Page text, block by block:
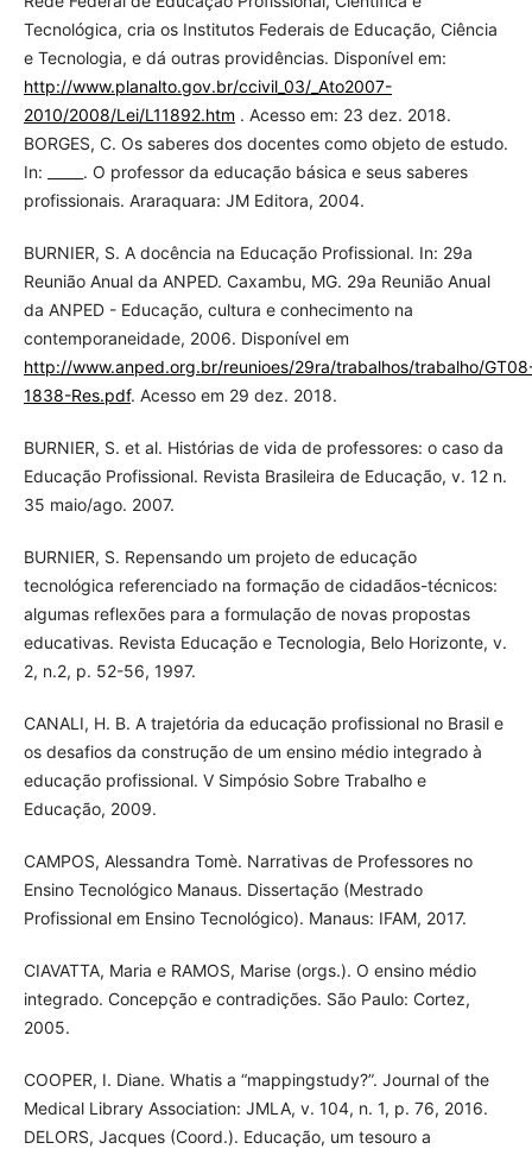
Tecnológica, cria os Institutos Federais de Educação, Ciência
e Tecnologia, e dá outras providências. Disponível em:
http://www.planalto.gov.br/ccivil_03/_Ato2007-
2010/2008/Lei/L11892.htm . Acesso em: 23 dez. 2018.
BORGES, C. Os saberes dos docentes como objeto de estudo.
In: _____. O professor da educação básica e seus saberes
profissionais. Araraquara: JM Editora, 2004.
BURNIER, S. A docência na Educação Profissional. In: 29a
Reunião Anual da ANPED. Caxambu, MG. 29a Reunião Anual
da ANPED - Educação, cultura e conhecimento na
contemporaneidade, 2006. Disponível em
http://www.anped.org.br/reunioes/29ra/trabalhos/trabalho/
1838-Res.pdf. Acesso em 29 dez. 2018.
BURNIER, S. et al. Histórias de vida de professores: o caso da
Educação Profissional. Revista Brasileira de Educação, v. 12 n.
35 maio/ago. 2007.
BURNIER, S. Repensando um projeto de educação
tecnológica referenciado na formação de cidadãos-técnicos:
algumas reflexões para a formulação de novas propostas
educativas. Revista Educação e Tecnologia, Belo Horizonte, v.
2, n.2, p. 52-56, 1997.
CANALI, H. B. A trajetória da educação profissional no Brasil e
os desafios da construção de um ensino médio integrado à
educação profissional. V Simpósio Sobre Trabalho e
Educação, 2009.
CAMPOS, Alessandra Tomè. Narrativas de Professores no
Ensino Tecnológico Manaus. Dissertação (Mestrado
Profissional em Ensino Tecnológico). Manaus: IFAM, 2017.
CIAVATTA, Maria e RAMOS, Marise (orgs.). O ensino médio
integrado. Concepção e contradições. São Paulo: Cortez,
2005.
COOPER, I. Diane. Whatis a “mappingstudy?”. Journal of the
Medical Library Association: JMLA, v. 104, n. 1, p. 76, 2016.
DELORS, Jacques (Coord.). Educação, um tesouro a